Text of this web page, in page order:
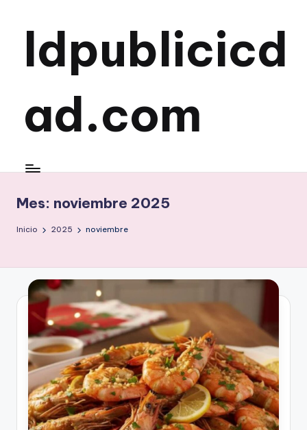
Saltar
contenidoldpublicicd
ad.com
Mes: noviembre 2025
Inicio 2025 noviembre